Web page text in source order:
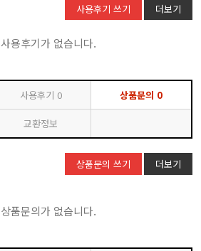
사용후기 쓰기 더보기
사용후기가 없습니다.
사용후기 0 상품문의 0
교환정보
상품문의 쓰기 더보기
상품문의가 없습니다.